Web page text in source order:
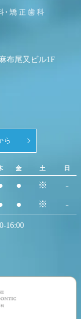
布尾又ビル1F
ら
金 土 日
● ※ -
● ※ -
16:00